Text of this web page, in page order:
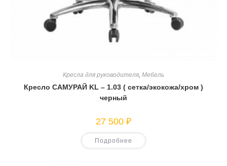
Кресла для руководителя, Мебель
Кресло САМУРАЙ KL – 1.03 ( сетка/экокожа/хром )
черный
27 500 ₽
Подробнее